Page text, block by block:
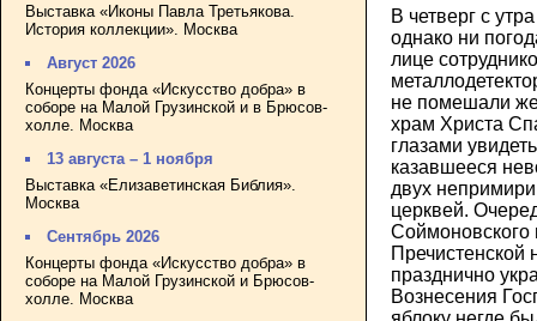
Выставка «Иконы Павла Третьякова.
История коллекции». Москва
Август 2026
Концерты фонда «Искусство добра» в
соборе на Малой Грузинской и в Брюсов-
холле. Москва
13 августа – 1 ноября
Выставка «Елизаветинская Библия».
Москва
Сентябрь 2026
Концерты фонда «Искусство добра» в
соборе на Малой Грузинской и Брюсов-
холле. Москва
В четверг с
однако ни
лице
не помешали
храм Христа
глазами
казавшееся
двух
церквей.
Соймоновского
Пречистенской
празднично
Вознесения